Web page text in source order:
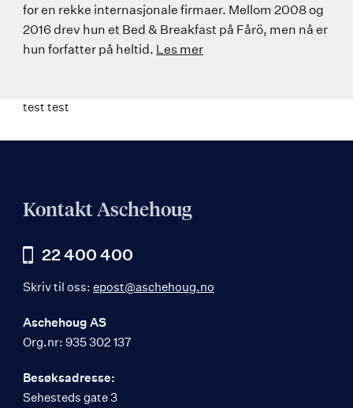
for en rekke internasjonale firmaer. Mellom 2008 og
2016 drev hun et Bed & Breakfast på Fårö, men nå er
hun forfatter på heltid. Les mer
test test
Kontakt Aschehoug
22 400 400
Skriv til oss: epost@aschehoug.no
Aschehoug AS
Org.nr: 935 302 137
Besøksadresse:
Sehesteds gate 3